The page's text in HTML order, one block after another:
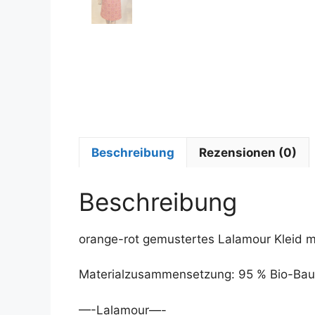
Beschreibung Rezensionen (0)
Beschreibung
orange-rot gemustertes Lalamour Kleid
Materialzusammensetzung: 95 % Bio-
—-Lalamour—-